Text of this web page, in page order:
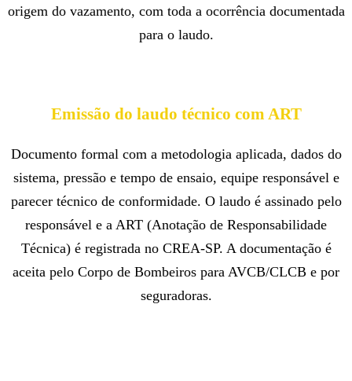
origem do vazamento, com toda a ocorrência documentada
para o laudo.
Emissão do laudo técnico com ART
Documento formal com a metodologia aplicada, dados do
sistema, pressão e tempo de ensaio, equipe responsável e
parecer técnico de conformidade. O laudo é assinado pelo
responsável e a ART (Anotação de Responsabilidade
Técnica) é registrada no CREA-SP. A documentação é
aceita pelo Corpo de Bombeiros para AVCB/CLCB e por
seguradoras.